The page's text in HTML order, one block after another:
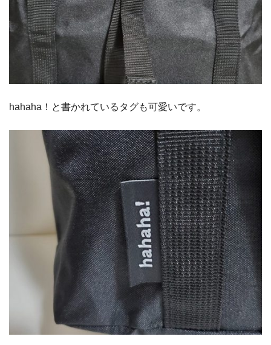
hahaha！と書かれているタグも可愛いです。